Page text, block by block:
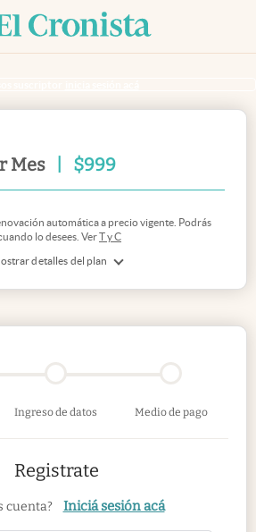
Mes $999
detalles del plan
automática a precio vigente. Podrás
lo desees. VerT y C
Ingreso de datos Medio de pago
Registrate
cuenta? Iniciá sesión acá